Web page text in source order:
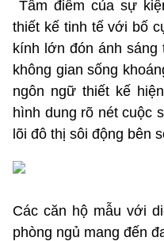
Tâm điểm của sự
thiết kế tinh tế với bố
kính lớn đón ánh
không gian sống
ngôn ngữ thiết kế
hình dung rõ nét cuộc
lõi đô thị sôi động bên
Các căn hộ mẫu với
phòng ngủ mang đến